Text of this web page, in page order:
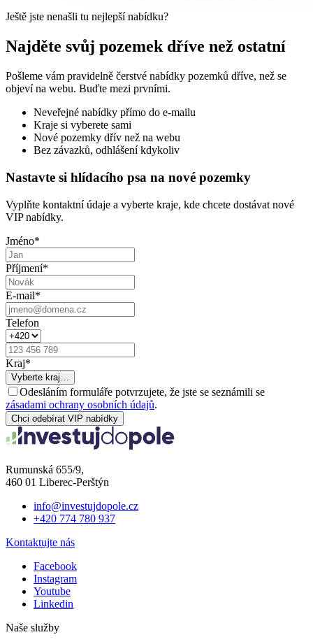
Ještě jste nenašli tu nejlepší nabídku?
Najděte svůj pozemek dříve než ostatní
Pošleme vám pravidelně čerstvé nabídky pozemků dříve, než se
objeví na webu. Buďte mezi prvními.
Neveřejné nabídky přímo do e-mailu
Kraje si vyberete sami
Nové pozemky dřív než na webu
Bez závazků, odhlášení kdykoliv
Nastavte si hlídacího psa na nové pozemky
Vyplňte kontaktní údaje a vyberte kraje, kde chcete dostávat nové
VIP nabídky.
Jméno*
Příjmení*
E-mail*
Telefon
Kraj*
Vyberte kraj…
Odesláním formuláře potvrzujete, že jste se seznámili se
zásadami ochrany osobních údajů.
Chci odebírat VIP nabídky
Rumunská 655/9,
460 01 Liberec-Perštýn
info@investujdopole.cz
+420 774 780 937
Kontaktujte nás
Facebook
Instagram
Youtube
Linkedin
Naše služby